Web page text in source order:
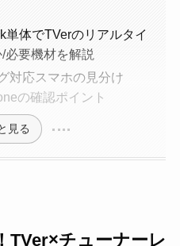
単体でTVerのリアルタイ
必要機材を解説
対応スマホの見分け
の確認ポイント
見る
TVer×チューナーレ